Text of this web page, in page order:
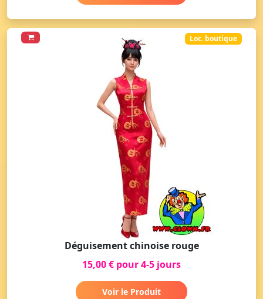
Loc. boutique
Déguisement chinoise rouge
15,00 € pour 4-5 jours
Voir le Produit